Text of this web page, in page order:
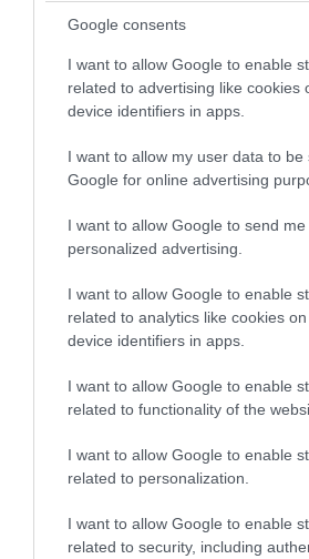
Google consents
I want to allow Google to enable
related to advertising like cookies
device identifiers in apps.
I want to allow my user data to be
Google for online advertising
I want to allow Google to send me
personalized advertising.
I want to allow Google to enable
related to analytics like cookies
device identifiers in apps.
I want to allow Google to enable
related to functionality of the
I want to allow Google to enable
related to personalization.
I want to allow Google to enable
related to security, including
08.08.2026 | 17:02
Σε «αναμμένα κάρβουνα» η
Περιορίζει την κίνηση
Θάλασσα